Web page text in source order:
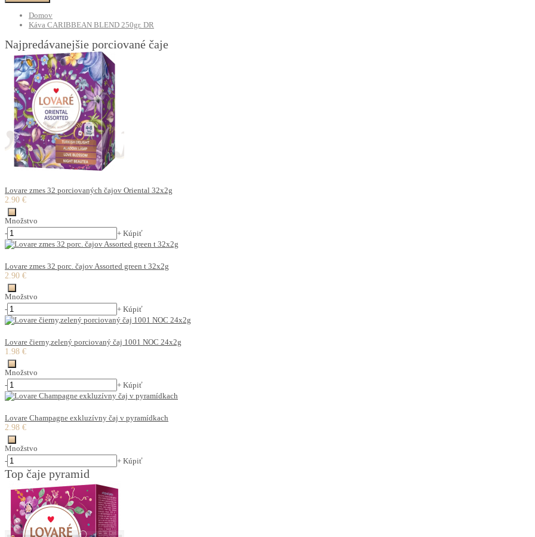
Domov
Káva CARIBBEAN BLEND 250gr. DR
Najpredávanejšie porciované čaje
Lovare zmes 32 porciovaných čajov Oriental 32x2g
2.90 €
Množstvo
-
+ Kúpiť
Lovare zmes 32 porc. čajov Assorted green t 32x2g
2.90 €
Množstvo
-
+ Kúpiť
Lovare čierny,zelený porciovaný čaj 1001 NOC 24x2g
1.98 €
Množstvo
-
+ Kúpiť
Lovare Champagne exkluzívny čaj v pyramídkach
2.98 €
Množstvo
-
+ Kúpiť
Top čaje pyramid